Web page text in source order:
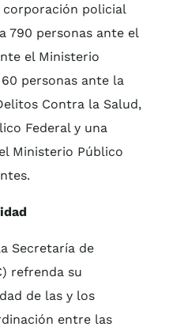
policial
790 personas ante el
el Ministerio
personas ante la
Contra la Salud,
Federal y una
Ministerio Público
Secretaría de
refrenda su
de las y los
entre las